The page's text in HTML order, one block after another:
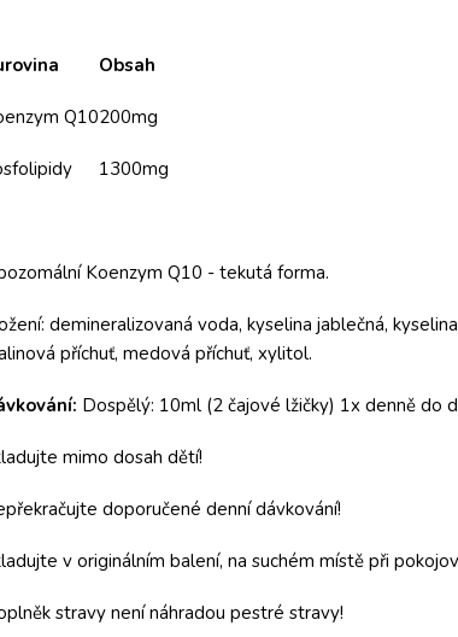
Obsah
Q10200mg
1300mg
Koenzym Q10 - tekutá forma.
demineralizovaná voda, kyselina jablečná,
příchuť, medová příchuť, xylitol.
Dospělý: 10ml (2 čajové lžičky) 1x denně do
mimo dosah dětí!
doporučené denní dávkování!
v originálním balení, na suchém místě při
stravy není náhradou pestré stravy!